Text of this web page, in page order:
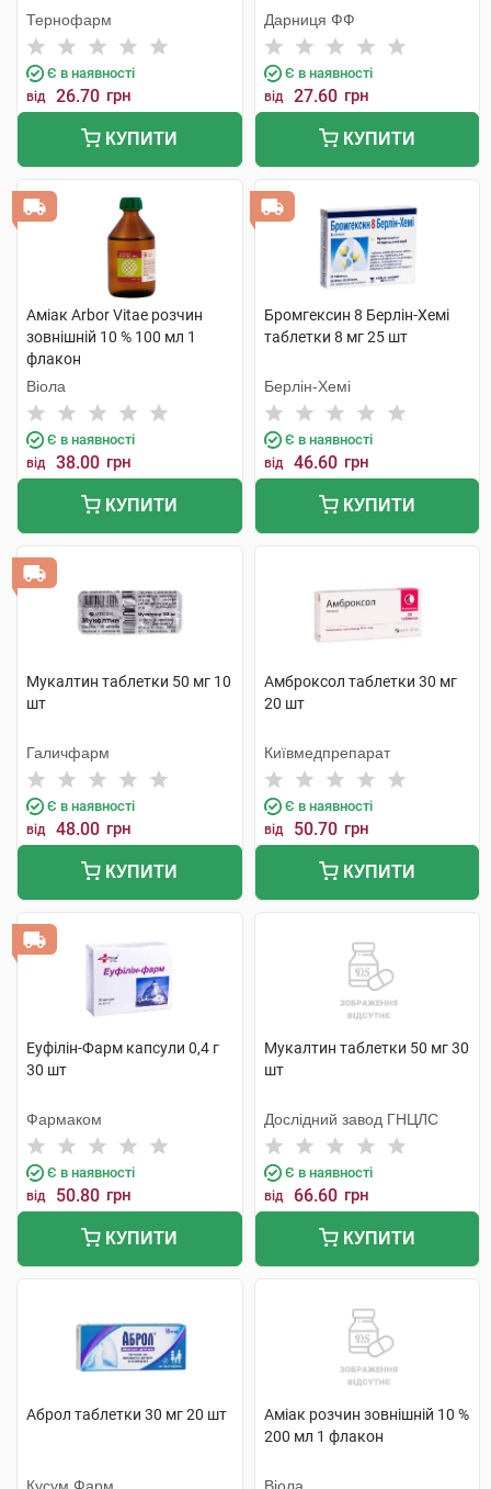
Тернофарм
Є в наявності
від 26.70 грн
КУПИТИ
Дарниця ФФ
Є в наявності
від 27.60 грн
КУПИТИ
Аміак Arbor Vitae розчин
зовнішній 10 % 100 мл 1
флакон
Віола
Є в наявності
від 38.00 грн
КУПИТИ
Бромгексин 8 Берлін-Хемі
таблетки 8 мг 25 шт
Берлін-Хемі
Є в наявності
від 46.60 грн
КУПИТИ
Мукалтин таблетки 50 мг 10
шт
Галичфарм
Є в наявності
від 48.00 грн
КУПИТИ
Амброксол таблетки 30 мг
20 шт
Київмедпрепарат
Є в наявності
від 50.70 грн
КУПИТИ
Еуфілін-Фарм капсули 0,4 г
30 шт
Фармаком
Є в наявності
від 50.80 грн
КУПИТИ
Мукалтин таблетки 50 мг 30
шт
Дослідний завод ГНЦЛС
Є в наявності
від 66.60 грн
КУПИТИ
Аброл таблетки 30 мг 20 шт
Аміак розчин зовнішній 10 %
200 мл 1 флакон